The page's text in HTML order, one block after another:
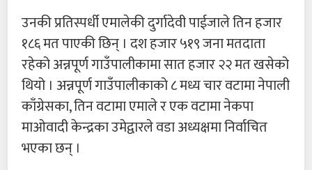
उनकी प्रतिस्पर्धी एमालेकी दुर्गादेवी पाईजाले तिन हजार
१८६ मत पाएकी छिन् । दश हजार ५१९ जना मतदाता
रहेको अन्नपूर्ण गाउँपालीकामा सात हजार २२ मत खसेको
थियो । अन्नपूर्ण गाउँपालीकाको ८ मध्य चार वटामा नेपाली
काँग्रेसका, तिन वटामा एमाले र एक वटामा नेकपा
माओवादी केन्द्रका उमेद्वारले वडा अध्यक्षमा निर्वाचित
भएका छन् ।